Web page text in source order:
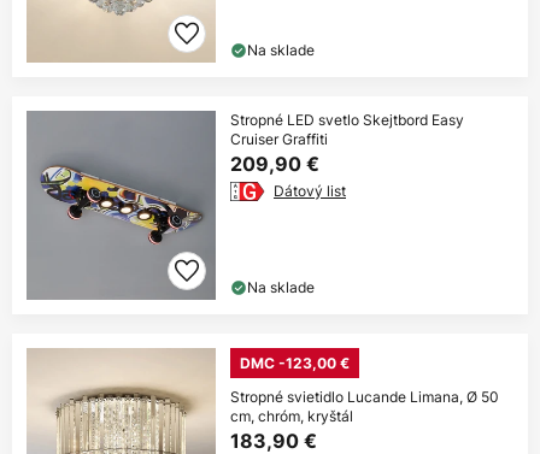
Na sklade
Stropné LED svetlo Skejtbord Easy
Cruiser Graffiti
209,90 €
Dátový list
Na sklade
DMC -123,00 €
Stropné svietidlo Lucande Limana, Ø 50
cm, chróm, kryštál
183,90 €